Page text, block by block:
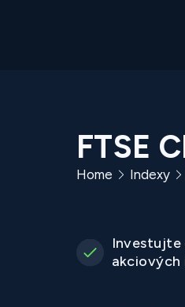
FTSE
Home Indexy
Investujte
akciových